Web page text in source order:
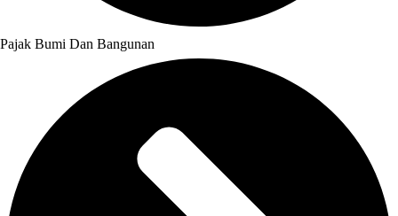
Pajak Bumi Dan Bangunan